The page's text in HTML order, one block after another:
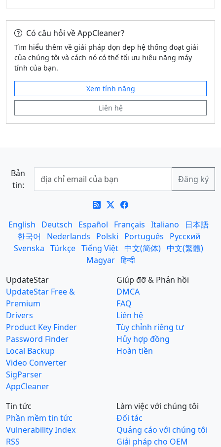
Có câu hỏi về AppCleaner?
Tìm hiểu thêm về giải pháp dọn dẹp hệ thống đoạt giải
của chúng tôi và cách nó có thể tối ưu hiệu năng máy
tính của bạn.
Xem tính năng
Liên hệ
Bản
tin:
English Deutsch Español Français Italiano
日本語
한국어
Nederlands Polski Português
Русский
Svenska Türkçe Tiếng Việt 中文(简体) 中文(繁體)
Magyar हिन्दी
UpdateStar
UpdateStar Free &
Premium
Drivers
Product Key Finder
Password Finder
Local Backup
Video Converter
SigParser
AppCleaner
Giúp đỡ & Phản hồi
DMCA
FAQ
Liên hệ
Tùy chỉnh riêng tư
Hủy hợp đồng
Hoàn tiền
Tin tức
Phần mềm tin tức
Vulnerability Index
RSS
Làm việc với chúng tôi
Đối tác
Quảng cáo với chúng tôi
Giải pháp cho OEM